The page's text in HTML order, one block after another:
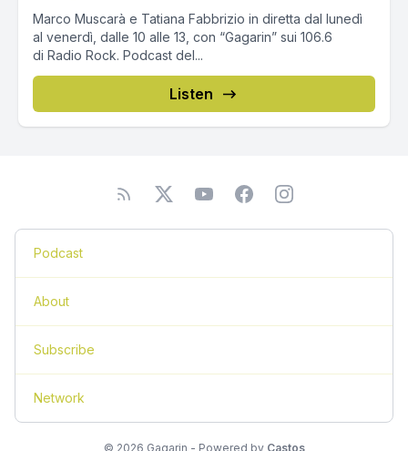
Marco Muscarà e Tatiana Fabbrizio in diretta dal lunedì
al venerdì, dalle 10 alle 13, con “Gagarin” sui 106.6
di Radio Rock. Podcast del...
Listen
Podcast
About
Subscribe
Network
© 2026 Gagarin - Powered by Castos